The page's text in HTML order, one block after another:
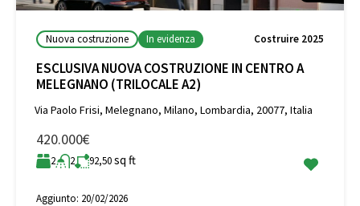
Nuova costruzione In evidenza Costruire 2025
ESCLUSIVA NUOVA COSTRUZIONE IN CENTRO A
MELEGNANO (TRILOCALE A2)
Via Paolo Frisi, Melegnano, Milano, Lombardia, 20077, Italia
420.000€
2 2 92,50sq ft
Aggiunto: 20/02/2026